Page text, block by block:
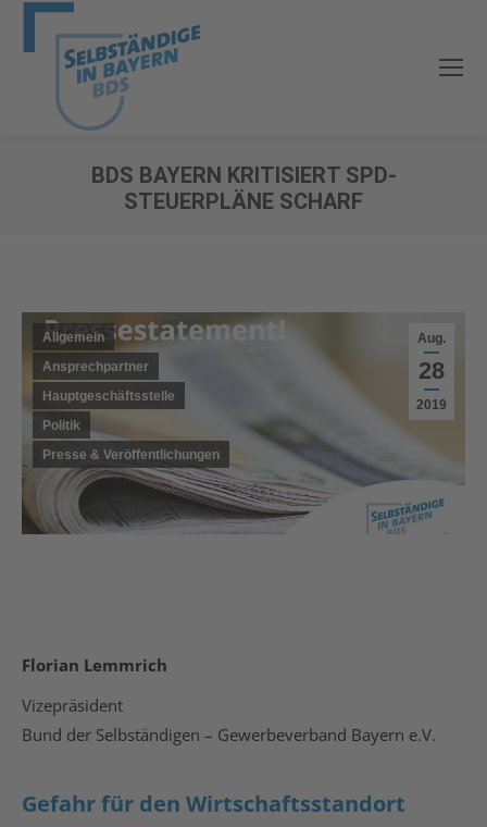
BDS BAYERN KRITISIERT SPD-
STEUERPLÄNE SCHARF
Aug.
28
2019
Allgemein
Ansprechpartner
Hauptgeschäftsstelle
Politik
Presse & Veröffentlichungen
Florian Lemmrich
Vizepräsident
Bund der Selbständigen – Gewerbeverband Bayern e.V.
Gefahr für den Wirtschaftsstandort